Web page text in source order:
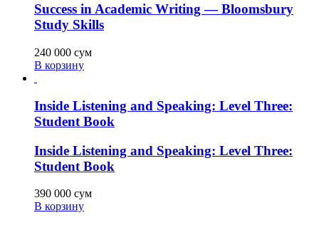
Success in Academic Writing — Bloomsbury
Study Skills
240 000 сум
В корзину
Inside Listening and Speaking: Level Three:
Student Book
Inside Listening and Speaking: Level Three:
Student Book
390 000 сум
В корзину